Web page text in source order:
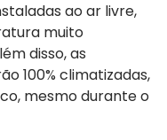
ao ar livre,
muito
disso, as
100% climatizadas,
mesmo durante o